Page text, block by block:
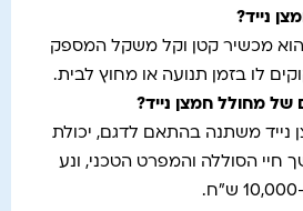
נייד?
הוא מכשיר קטן וקל משקל המספק
לו בזמן תנועה או מחוץ לבית.
של מחולל חמצן נייד?
נייד משתנה בהתאם לדגם, יכולת
הסוללה והמפרט הטכני, ונע